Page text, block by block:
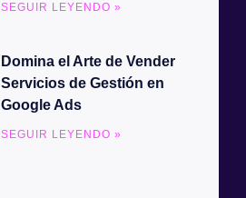
SEGUIR LEYENDO »
Domina el Arte de Vender
Servicios de Gestión en
Google Ads
SEGUIR LEYENDO »